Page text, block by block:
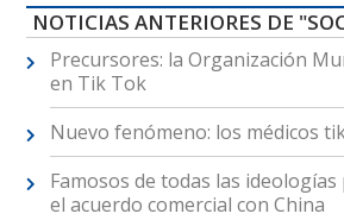
NOTICIAS ANTERIORES DE
Precursores: la Organización
en Tik Tok
Nuevo fenómeno: los médicos
Famosos de todas las
el acuerdo comercial con China